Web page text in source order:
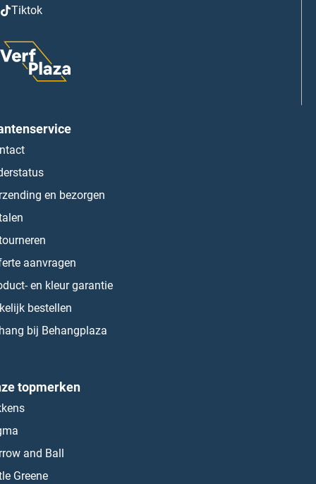
Tiktok
en bezorgen
aanvragen
en kleur garantie
bestellen
bij Behangplaza
topmerken
and Ball
Greene